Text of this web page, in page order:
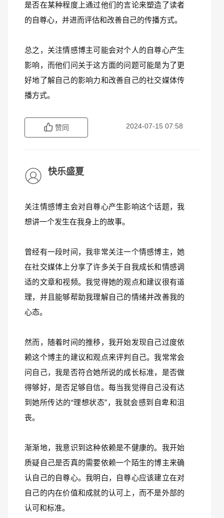
是否在某种程度上通过他们的言论来塑造了读者
的自尊心，并进而评估和改善自己的传播方式。
总之，关注情感博主可能会对个人的自尊心产生
影响，而他们问关于这方面的问题可能是为了更
好地了解自己的影响力和改善自己的社交媒体传
播方式。
赞同 2024-07-15 07:58
快乐盛夏
关注情感博主会对自尊心产生影响这个话题，我
想讲一个发生在我身上的故事。
曾经有一段时间，我非常关注一个情感博主，她
在社交媒体上分享了许多关于自我成长和情感调
适的文章和视频。我觉得她的观点和建议很有道
理，并且能够帮助我理解自己的情绪并改善我的
心态。
然而，随着时间的推移，我开始发现自己过度依
赖这个博主的建议和观点来评判自己。我常常会
问自己，我是否符合她所说的成长标准，是否做
得够好，是否足够自信。每当我觉得自己没有达
到她所传达的“理想状态”，我就会感到自卑和沮
丧。
渐渐地，我意识到这种依赖是不健康的。我开始
质疑自己是否真的需要依赖一个陌生的博主来确
认自己的自尊心。我明白，自尊心应该建立在对
自己的内在价值和成就的认可上，而不是外部的
认可和标准。